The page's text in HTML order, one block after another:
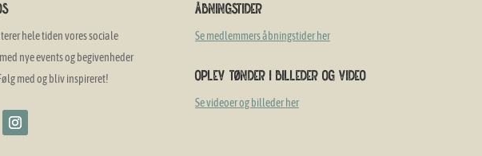
hele tiden vores sociale
nye events og begivenheder
med og bliv inspireret!
Åbningstider
Se medlemmers åbningstider her
Oplev Tønder i billeder og video
Se videoer og billeder her